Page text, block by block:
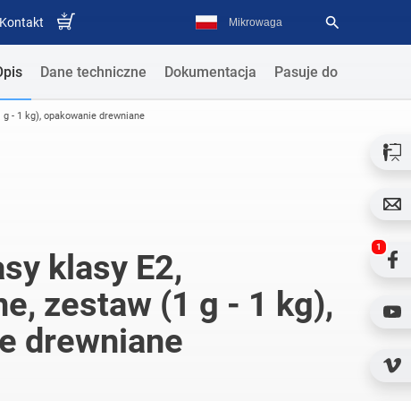
Kontakt
Dane techniczne Dokumentacja Pasuje do
- 1 kg), opakowanie drewniane
klasy E2,
zestaw (1 g - 1 kg),
drewniane
1